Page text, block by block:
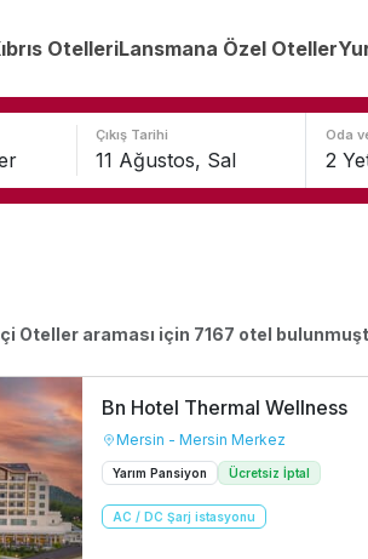
OtelleriLansmana Özel Oteller
Çıkış Tarihi Oda
Oteller araması için 7167 otel
Bn Hotel Thermal Wellness
Mersin - Mersin Merkez
Yarım Pansiyon Ücretsiz İptal
AC / DC Şarj istasyonu